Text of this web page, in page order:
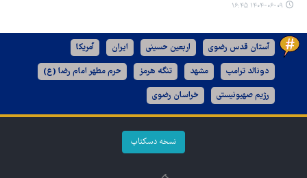
۱۴۰۴-۰۶-۰۹ ۱۶:۴۵
آستان قدس رضوی اربعین حسینی ایران آمریکا
دونالد ترامپ مشهد تنگه هرمز حرم مطهر امام رضا (ع)
رژیم صهیونیستی خراسان رضوی
نسخه دسکتاپ